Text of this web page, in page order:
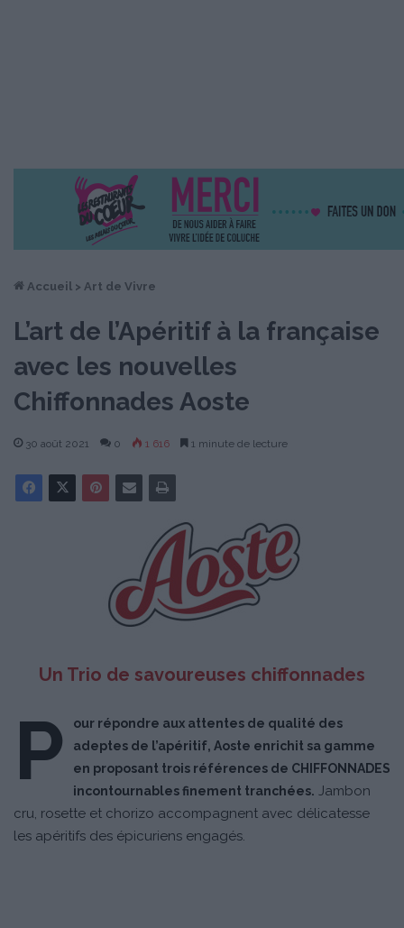
Accueil > Art de Vivre
L’art de l’Apéritif à la française
avec les nouvelles
Chiffonnades Aoste
30 août 2021 0 1 616 1 minute de lecture
Un Trio de savoureuses chiffonnades
P
our répondre aux attentes de qualité des
adeptes de l’apéritif, Aoste enrichit sa gamme
en proposant trois références de CHIFFONNADES
incontournables finement tranchées. Jambon
cru, rosette et chorizo accompagnent avec délicatesse
les apéritifs des épicuriens engagés.